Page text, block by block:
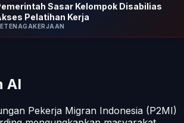
Sasar Kelompok Disabilias
Pelatihan Kerja
AI
Pekerja Migran Indonesia (P2MI)